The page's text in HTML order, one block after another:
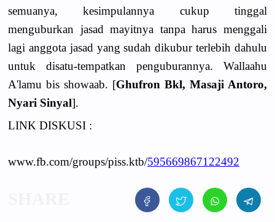
semuanya, kesimpulannya cukup tinggal
menguburkan jasad mayitnya tanpa harus menggali
lagi anggota jasad yang sudah dikubur terlebih dahulu
untuk disatu-tempatkan penguburannya. Wallaahu
A'lamu bis showaab. [Ghufron Bkl, Masaji Antoro,
Nyari Sinyal].
LINK DISKUSI :
www.fb.com/groups/piss.ktb/595669867122492